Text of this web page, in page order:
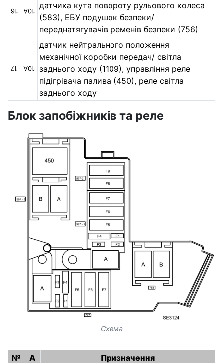
16 10А
датчика кута повороту рульового колеса
(583), ЕБУ подушок безпеки/
переднатягувачів ременів безпеки (756)
17 10А
датчик нейтрального положення
механічної коробки передач/ світла
заднього ходу (1109), управління реле
підігрівача палива (450), реле світла
заднього ходу
Блок запобіжників та реле
Схема
№ А
Призначення